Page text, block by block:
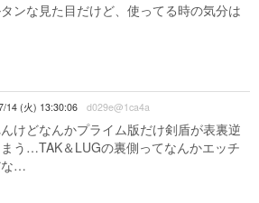
ンな見た目だけど、使ってる時の気分は
14 (火) 13:30:06 d029e@1ca4a
けどなんかプライム版だけ剣盾が表裏逆
う…TAK＆LUGの裏側ってなんかエッチ
な…